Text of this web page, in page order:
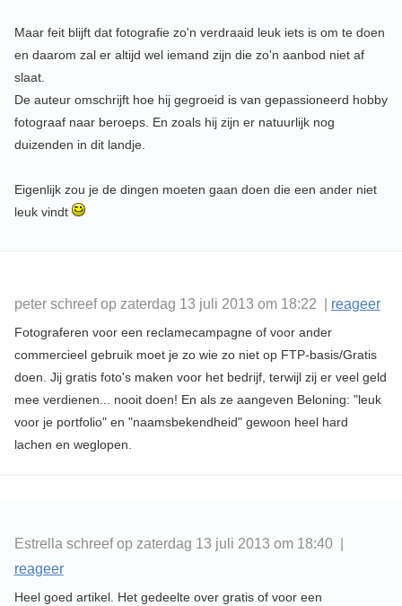
Maar feit blijft dat fotografie zo'n verdraaid leuk iets is om te doen
en daarom zal er altijd wel iemand zijn die zo'n aanbod niet af
slaat.
De auteur omschrijft hoe hij gegroeid is van gepassioneerd hobby
fotograaf naar beroeps. En zoals hij zijn er natuurlijk nog
duizenden in dit landje.
Eigenlijk zou je de dingen moeten gaan doen die een ander niet
leuk vindt
peter schreef op zaterdag 13 juli 2013 om 18:22 | reageer
Fotograferen voor een reclamecampagne of voor ander
commercieel gebruik moet je zo wie zo niet op FTP-basis/Gratis
doen. Jij gratis foto's maken voor het bedrijf, terwijl zij er veel geld
mee verdienen... nooit doen! En als ze aangeven Beloning: "leuk
voor je portfolio" en "naamsbekendheid" gewoon heel hard
lachen en weglopen.
Estrella schreef op zaterdag 13 juli 2013 om 18:40 |
reageer
Heel goed artikel. Het gedeelte over gratis of voor een